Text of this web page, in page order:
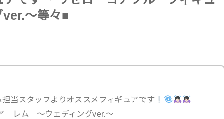
〜等々■
当スタッフよりオススメフィギュアです
レム 〜ウェディングver.〜